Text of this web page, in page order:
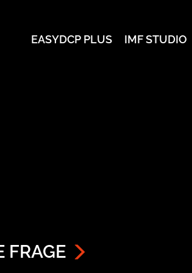
EASYDCP PLUS IMF STUDIO
FRAGE